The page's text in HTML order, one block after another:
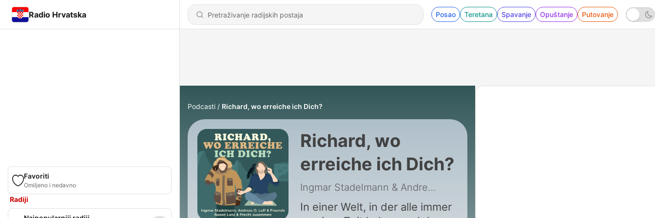
Radio Hrvatska Posao Teretana Spavanje Opuštanje Putovanje
Favoriti
Omiljeno i nedavno
Radiji
Podcasti Richard, wo erreiche ich Dich?
Richard, wo
erreiche ich Dich?
Ingmar Stadelmann & Andreas O. Loff
In einer Welt, in der alle immer